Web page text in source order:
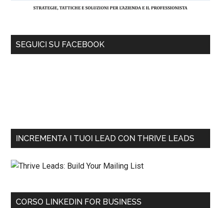
SEGUICI SU FACEBOOK
INCREMENTA I TUOI LEAD CON THRIVE LEADS
CORSO LINKEDIN FOR BUSINESS